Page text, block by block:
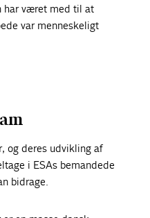
har været med til at
var menneskeligt
og deres udvikling af
i ESAs bemandede
bidrage.